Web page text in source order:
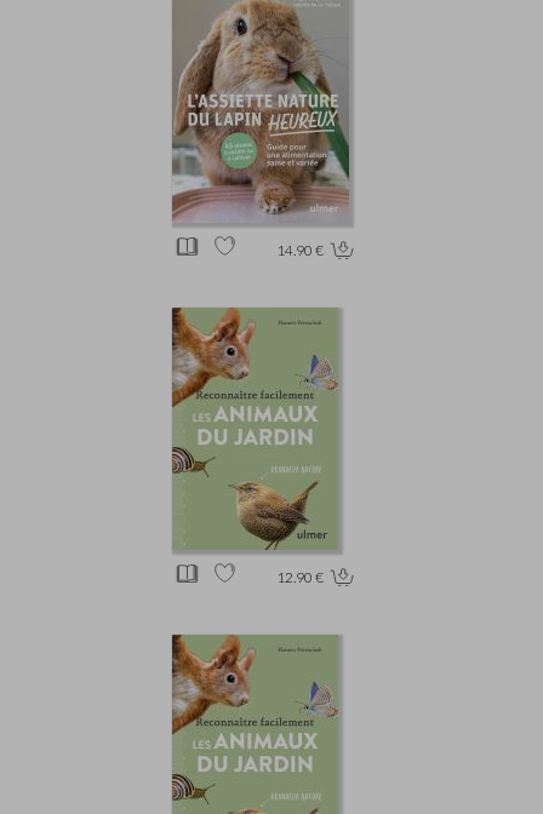
14.90 €
12.90 €